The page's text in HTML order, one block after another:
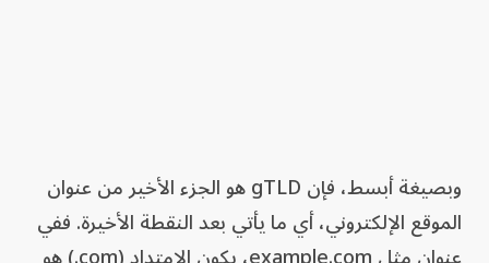
وبصيغة أبسط، فإن gTLD هو الجزء الأخير من عنوان
الموقع الإلكتروني، أي ما يأتي بعد النقطة الأخيرة. ففي